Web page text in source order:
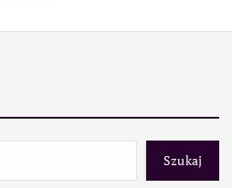
Szukaj